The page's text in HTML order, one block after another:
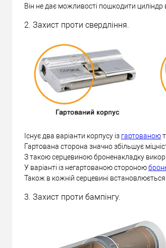
Він не дає можливості пошкодити циліндр
2. Захист проти свердління.
Існує два варіанти корпусу із гартованою
Гартована сторона значно збільшує
З такою серцевиною броненакладку
У варіанті із негартованою стороною
Також в кожній серцевині
3. Захист проти бампінгу.